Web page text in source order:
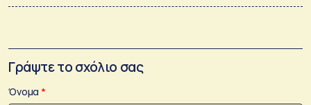
Γράψτε το σχόλιο σας
Όνομα